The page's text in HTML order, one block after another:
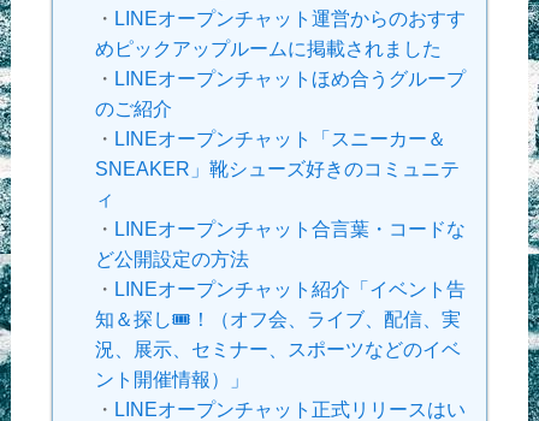
・ LINEオープンチャット運営からのおすす
めピックアップルームに掲載されました
・ LINEオープンチャットほめ合うグループ
のご紹介
・ LINEオープンチャット「スニーカー＆
SNEAKER」靴シューズ好きのコミュニテ
ィ
・ LINEオープンチャット合言葉・コードな
ど公開設定の方法
・ LINEオープンチャット紹介「イベント告
知＆探し🎟！（オフ会、ライブ、配信、実
況、展示、セミナー、スポーツなどのイベ
ント開催情報）」
・ LINEオープンチャット正式リリースはい